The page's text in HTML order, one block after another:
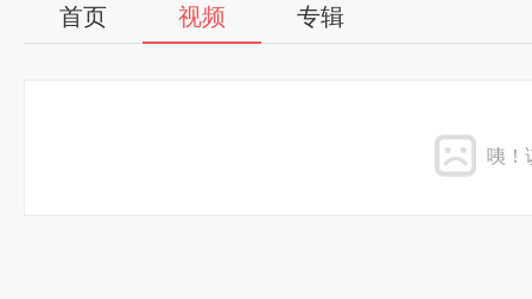
首页 视频 专辑
咦！